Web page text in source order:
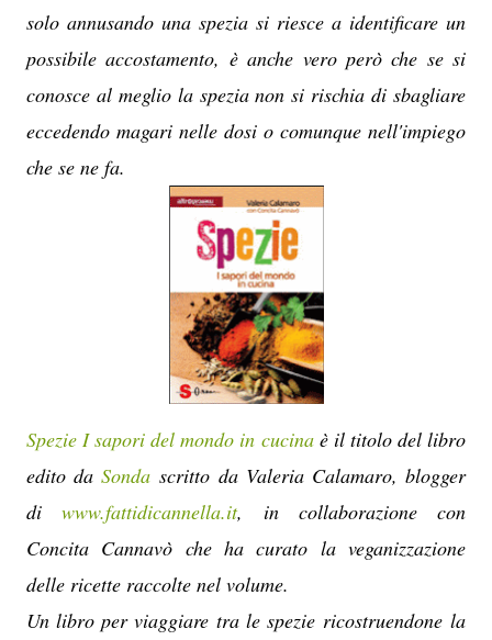
solo annusando una spezia si riesce a identificare un
possibile accostamento, è anche vero però che se si
conosce al meglio la spezia non si rischia di sbagliare
eccedendo magari nelle dosi o comunque nell'impiego
che se ne fa.
Spezie I sapori del mondo in cucinaè il titolo del libro
edito daSonda scritto da Valeria Calamaro, blogger
diwww.fattidicannella.it, in collaborazione con
Concita Cannavò che ha curato la veganizzazione
delle ricette raccolte nel volume.
Un libro per viaggiare tra le spezie ricostruendone la